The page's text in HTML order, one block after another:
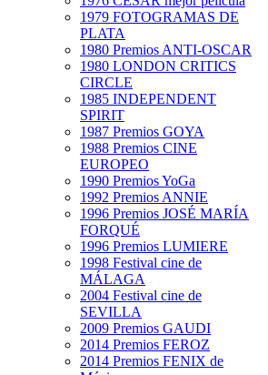
1979 FOTOGRAMAS DE
PLATA
1980 Premios ANTI-OSCAR
1980 LONDON CRITICS
CIRCLE
1985 INDEPENDENT
SPIRIT
1987 Premios GOYA
1988 Premios CINE
EUROPEO
1990 Premios YoGa
1992 Premios ANNIE
1996 Premios JOSÉ MARÍA
FORQUÉ
1996 Premios LUMIERE
1998 Festival cine de
MÁLAGA
2004 Festival cine de
SEVILLA
2009 Premios GAUDI
2014 Premios FEROZ
2014 Premios FENIX de